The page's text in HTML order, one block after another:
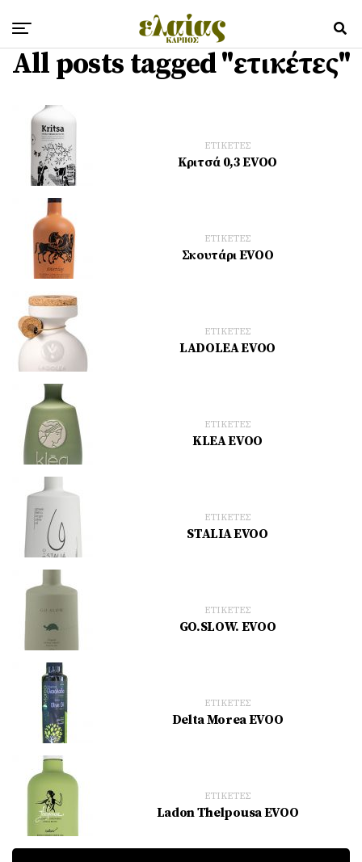
All posts tagged "ετικέτες"
ΕΤΙΚΕΤΕΣ
Κριτσά 0,3 EVOO
ΕΤΙΚΕΤΕΣ
Σκουτάρι EVOO
ΕΤΙΚΕΤΕΣ
LADOLEA EVOO
ΕΤΙΚΕΤΕΣ
KLEA EVOO
ΕΤΙΚΕΤΕΣ
STALIA EVOO
ΕΤΙΚΕΤΕΣ
GO.SLOW. EVOO
ΕΤΙΚΕΤΕΣ
Delta Morea EVOO
ΕΤΙΚΕΤΕΣ
Ladon Thelpousa EVOO